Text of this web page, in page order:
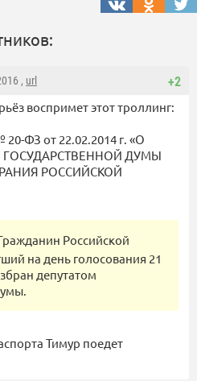
+2
, url
воспримет этот троллинг:
ФЗ от 22.02.2014 г. «О
ГОСУДАРСТВЕННОЙ ДУМЫ
РОССИЙСКОЙ
Российской
на день голосования 21
депутатом
Тимур поедет